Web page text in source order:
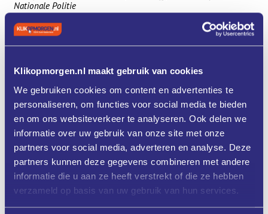
Klikopmorgen.nl maakt gebruik van cookies
We gebruiken cookies om content en advertenties te
personaliseren, om functies voor social media te bieden
en om ons websiteverkeer te analyseren. Ook delen we
informatie over uw gebruik van onze site met onze
partners voor social media, adverteren en analyse. Deze
partners kunnen deze gegevens combineren met andere
informatie die u aan ze heeft verstrekt of die ze hebben
verzameld op basis van uw gebruik van hun services.
Nationale Politie
15.50 uur Samenvatting en afronding,
doorAernout
Reijmer, Senior Director Security ASML &
Paul van Nunen,
directeur Brainport Development/CWB
17.30 uur Netwerkborrel
Op dit congres zijn commerciële cybersecurity aanbieders en
pers uitgesloten van deelname. Het maken van beeld– of
geluidsopnamen is niet toegestaan.
Programma